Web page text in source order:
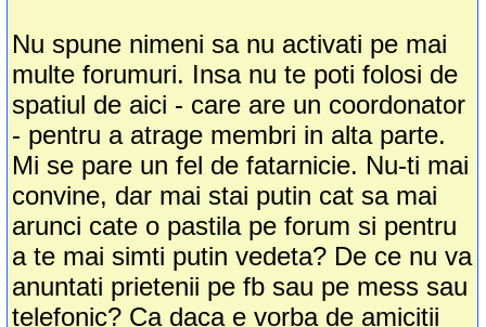
Nu spune nimeni sa nu activati pe mai
multe forumuri. Insa nu te poti folosi de
spatiul de aici - care are un coordonator
- pentru a atrage membri in alta parte.
Mi se pare un fel de fatarnicie. Nu-ti mai
convine, dar mai stai putin cat sa mai
arunci cate o pastila pe forum si pentru
a te mai simti putin vedeta? De ce nu va
anuntati prietenii pe fb sau pe mess sau
telefonic? Ca daca e vorba de amicitii